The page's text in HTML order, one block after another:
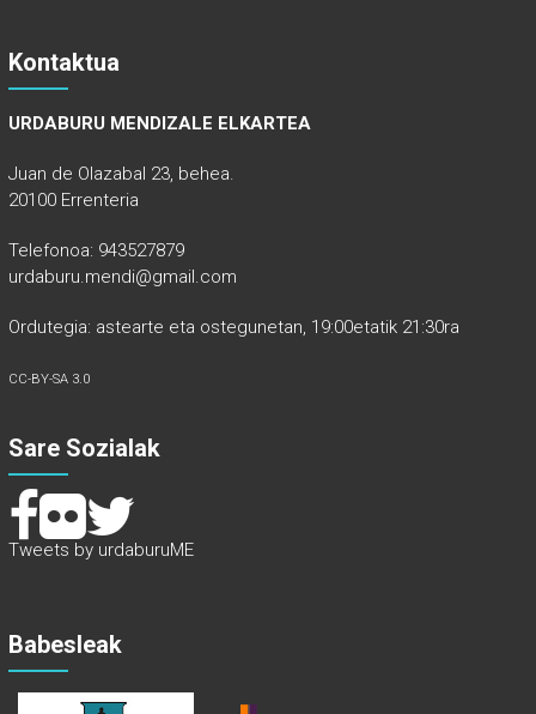
Kontaktua
URDABURU MENDIZALE ELKARTEA
Juan de Olazabal 23, behea.
20100 Errenteria
Telefonoa: 943527879
urdaburu.mendi@gmail.com
Ordutegia: astearte eta ostegunetan, 19:00etatik 21:30ra
CC-BY-SA 3.0
Sare Sozialak
Tweets by urdaburuME
Babesleak